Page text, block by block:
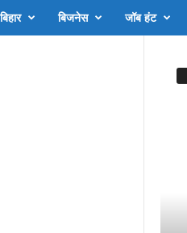
बिहार बिजनेस जॉब हंट